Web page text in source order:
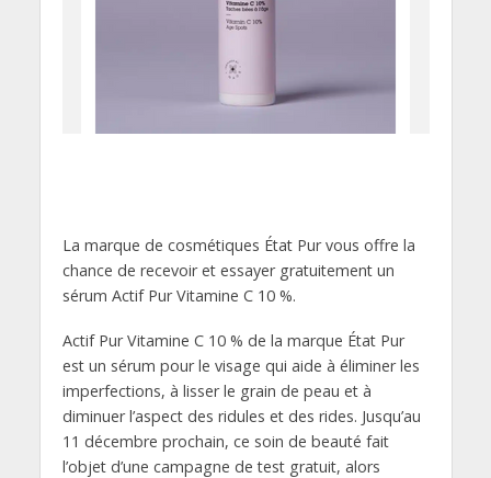
La marque de cosmétiques État Pur vous offre la
chance de recevoir et essayer gratuitement un
sérum Actif Pur Vitamine C 10 %.
Actif Pur Vitamine C 10 % de la marque État Pur
est un sérum pour le visage qui aide à éliminer les
imperfections, à lisser le grain de peau et à
diminuer l’aspect des ridules et des rides. Jusqu’au
11 décembre prochain, ce soin de beauté fait
l’objet d’une campagne de test gratuit, alors